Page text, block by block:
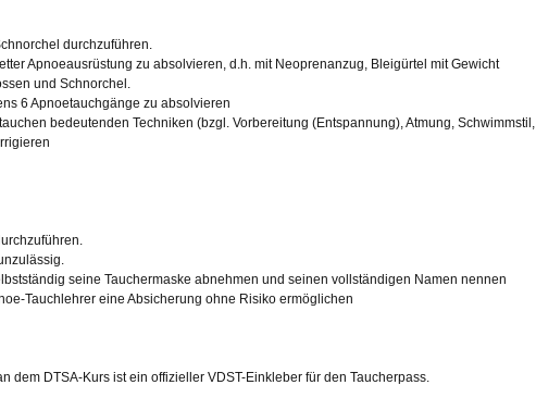
durchzuführen.
Apnoeausrüstung zu absolvieren, d.h. mit Neoprenanzug, Bleigürtel mit Gewicht
und Schnorchel.
6 Apnoetauchgänge zu absolvieren
bedeutenden Techniken (bzgl. Vorbereitung (Entspannung), Atmung, Schwimmstil,
seine Tauchermaske abnehmen und seinen vollständigen Namen nennen
Tauchlehrer eine Absicherung ohne Risiko ermöglichen
dem DTSA-Kurs ist ein offizieller VDST-Einkleber für den Taucherpass.